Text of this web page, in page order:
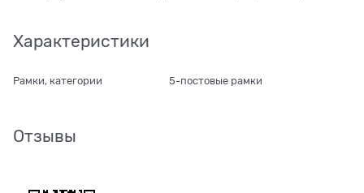
Характеристики
Рамки, категории 5-постовые рамки
Отзывы